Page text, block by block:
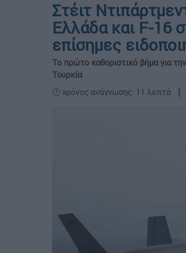
Στέιτ
Ελλάδα και F-16
επίσημες
Το πρώτο καθοριστικό βήμα για
Τουρκία
🕛 χρόνος ανάγνωσης: 11 λεπτά